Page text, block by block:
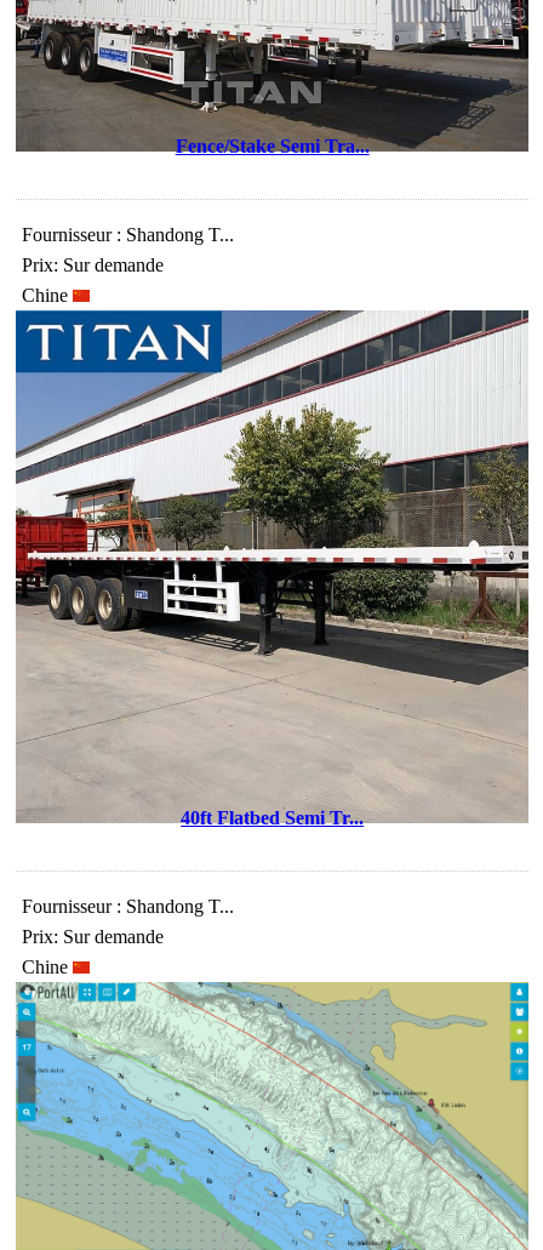
Fence/Stake Semi Tra...
Fournisseur : Shandong T...
Prix: Sur demande
Chine
40ft Flatbed Semi Tr...
Fournisseur : Shandong T...
Prix: Sur demande
Chine